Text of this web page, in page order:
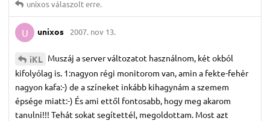
unixosválaszolt erre.
U unixos 2007. nov 13.
iKL Muszáj a server változatot használnom, két okból
kifolyólag is. 1:nagyon régi monitorom van, amin a fekte-fehér
nagyon kafa:-) de a színeket inkább kihagynám a szemem
épsége miatt:-) És ami ettől fontosabb, hogy meg akarom
tanulni!!! Tehát sokat segítettél, megoldottam. Most azt